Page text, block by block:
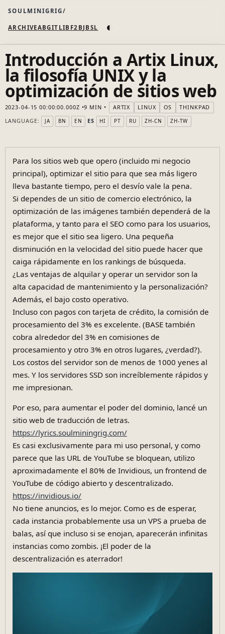
SOULMINIGRIG
ARCHIVEABGIT LIB F2B JB SL ◐
Introducción a Artix Linux,
la filosofía UNIX y la
optimización de sitios web
2023-04-15 00:00:00.000Z 9 MIN ARTIX LINUX OS
THINKPAD
LANGUAGE:
JA BN EN ES HI PT RU ZH-CN ZH-TW
Para los sitios web que opero (incluido mi negocio
principal), optimizar el sitio para que sea más ligero
lleva bastante tiempo, pero el desvío vale la pena.
Si dependes de un sitio de comercio electrónico, la
optimización de las imágenes también dependerá de la
plataforma, y tanto para el SEO como para los usuarios,
es mejor que el sitio sea ligero. Una pequeña
disminución en la velocidad del sitio puede hacer que
caiga rápidamente en los rankings de búsqueda.
¿Las ventajas de alquilar y operar un servidor son la
alta capacidad de mantenimiento y la personalización?
Además, el bajo costo operativo.
Incluso con pagos con tarjeta de crédito, la comisión de
procesamiento del 3% es excelente. (BASE también
cobra alrededor del 3% en comisiones de
procesamiento y otro 3% en otros lugares, ¿verdad?).
Los costos del servidor son de menos de 1000 yenes al
mes. Y los servidores SSD son increíblemente rápidos y
me impresionan.
Por eso, para aumentar el poder del dominio, lancé un
sitio web de traducción de letras.
https://lyrics.soulminingrig.com/
Es casi exclusivamente para mi uso personal, y como
parece que las URL de YouTube se bloquean, utilizo
aproximadamente el 80% de Invidious, un frontend de
YouTube de código abierto y descentralizado.
https://invidious.io/
No tiene anuncios, es lo mejor. Como es de esperar,
cada instancia probablemente usa un VPS a prueba de
balas, así que incluso si se enojan, aparecerán infinitas
instancias como zombis. ¡El poder de la
descentralización es aterrador!